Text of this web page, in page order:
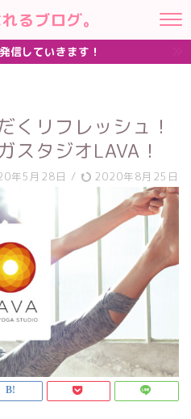
るブログ。
信していきます！
くリフレッシュ！
スタジオLAVA！
年5月28日 / 2020年8月25日